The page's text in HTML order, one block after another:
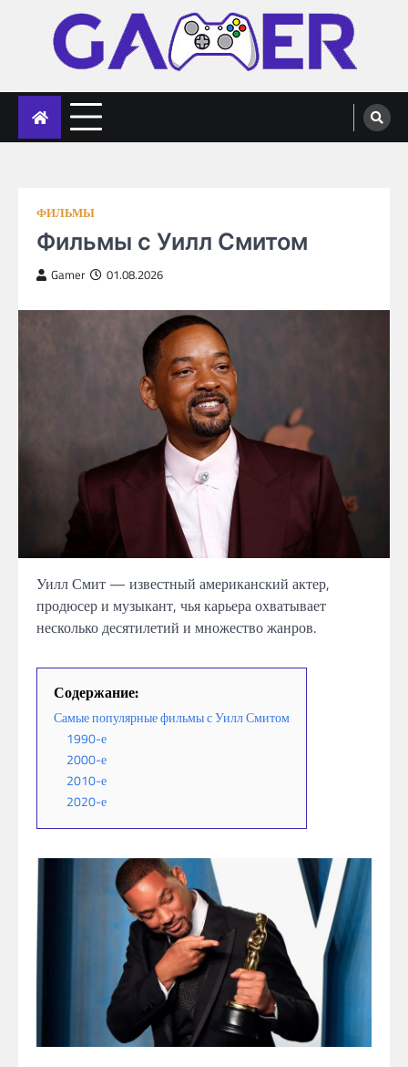
gameronline.biz
ФИЛЬМЫ
Фильмы с Уилл Смитом
Gamer 01.08.2026
Уилл Смит — известный американский актер,
продюсер и музыкант, чья карьера охватывает
несколько десятилетий и множество жанров.
Содержание:
Самые популярные фильмы с Уилл Смитом
1990-е
2000-е
2010-е
2020-е